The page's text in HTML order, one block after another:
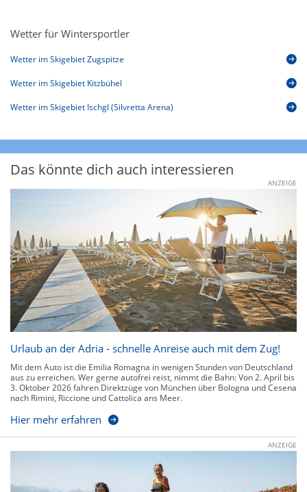
Wetter für Wintersportler
Wetter im Skigebiet Zugspitze
Wetter im Skigebiet Kitzbühel
Wetter im Skigebiet Ischgl (Silvretta Arena)
Das könnte dich auch interessieren
ANZEIGE
Urlaub an der Adria - schnelle Anreise auch mit dem Zug!
Mit dem Auto ist die Emilia Romagna in wenigen Stunden von Deutschland
aus zu erreichen. Wer gerne autofrei reist, nimmt die Bahn: Von 2. April bis
3. Oktober 2026 fahren Direktzüge von München über Bologna und Cesena
nach Rimini, Riccione und Cattolica ans Meer.
Hier mehr erfahren
ANZEIGE